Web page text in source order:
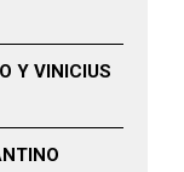
Y VINICIUS